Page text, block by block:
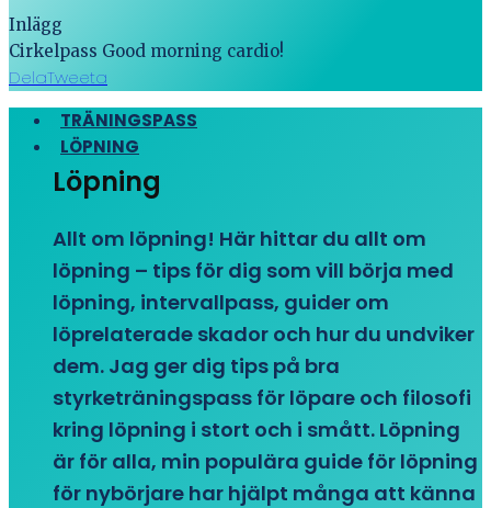
Inlägg
Cirkelpass Good morning cardio!
DelaTweeta
TRÄNINGSPASS
LÖPNING
Löpning
Allt om löpning! Här hittar du allt om
löpning – tips för dig som vill börja med
löpning, intervallpass, guider om
löprelaterade skador och hur du undviker
dem. Jag ger dig tips på bra
styrketräningspass för löpare och filosofi
kring löpning i stort och i smått. Löpning
är för alla, min populära guide för löpning
för nybörjare har hjälpt många att känna